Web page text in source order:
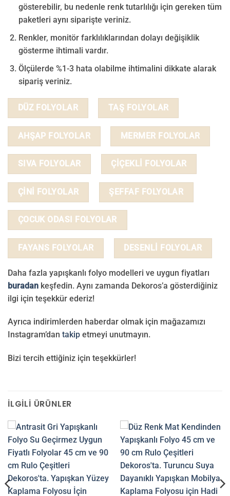
gösterebilir, bu nedenle renk tutarlılığı için gereken tüm
paketleri aynı siparişte veriniz.
Renkler, monitör farklılıklarından dolayı değişiklik
gösterme ihtimali vardır.
Ölçülerde %1-3 hata olabilme ihtimalini dikkate alarak
sipariş veriniz.
DÜZ FOLYOLAR TAŞ FOLYOLAR
AHŞAP FOLYOLAR MERMER FOLYOLAR
SIVA FOLYOLAR ÇİÇEKLİ FOLYOLAR
ÇİNİ FOLYOLAR ŞEFFAF FOLYOLAR
ÇOCUK ODASI FOLYOLAR
FAYANS FOLYOLAR DESENLİ FOLYOLAR
Daha fazla yapışkanlı folyo modelleri ve uygun fiyatları
buradan keşfedin. Aynı zamanda Dekoros’a gösterdiğiniz
ilgi için teşekkür ederiz!
Ayrıca indirimlerden haberdar olmak için mağazamızı
Instagram’dan takip etmeyi unutmayın.
Bizi tercih ettiğiniz için teşekkürler!
İLGILI ÜRÜNLER